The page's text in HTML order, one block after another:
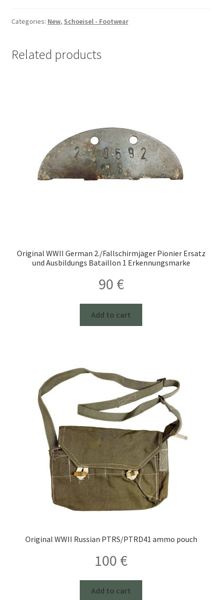
officers
quantity
Categories: New, Schoeisel - Footwear
Related products
Original WWII German 2./Fallschirmjäger Pionier Ersatz
und Ausbildungs Bataillon 1 Erkennungsmarke
90 €
Add to cart
Original WWII Russian PTRS/PTRD41 ammo pouch
100 €
Add to cart